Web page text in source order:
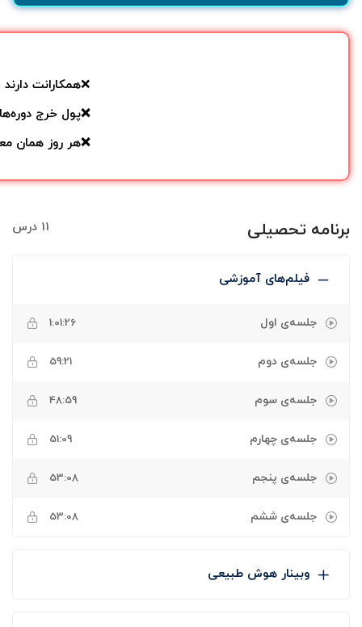
❌همکارانت
❌پول خرج
❌هر روز همان
برنامه تحصیلی 11 درس
فیلم‌های آموزشی
جلسه‌ی اول 1:01:26
جلسه‌ی دوم 59:21
جلسه‌ی سوم 48:59
جلسه‌ی چهارم 51:09
جلسه‌ی پنجم 53:08
جلسه‌ی ششم 53:08
وبینار هوش طبیعی